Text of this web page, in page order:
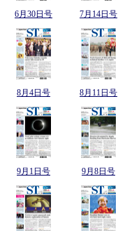
6月30日号 7月14日号
8月4日号 8月11日号
9月1日号 9月8日号